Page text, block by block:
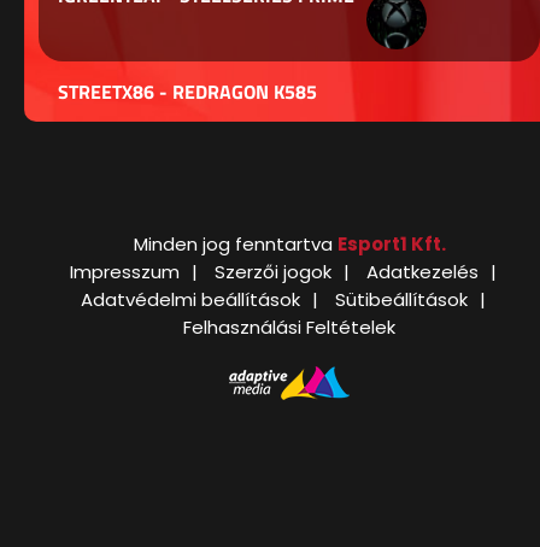
STREETX86 - REDRAGON K585
Minden jog fenntartva Esport1 Kft.
Impresszum
Szerzői jogok
Adatkezelés
Adatvédelmi beállítások
Sütibeállítások
Felhasználási Feltételek